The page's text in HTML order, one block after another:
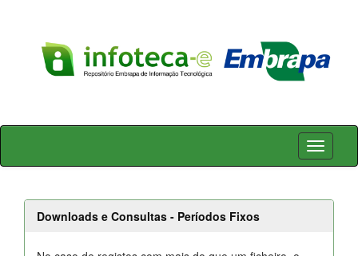
Skip
Downloads e Consultas - Períodos Fixos